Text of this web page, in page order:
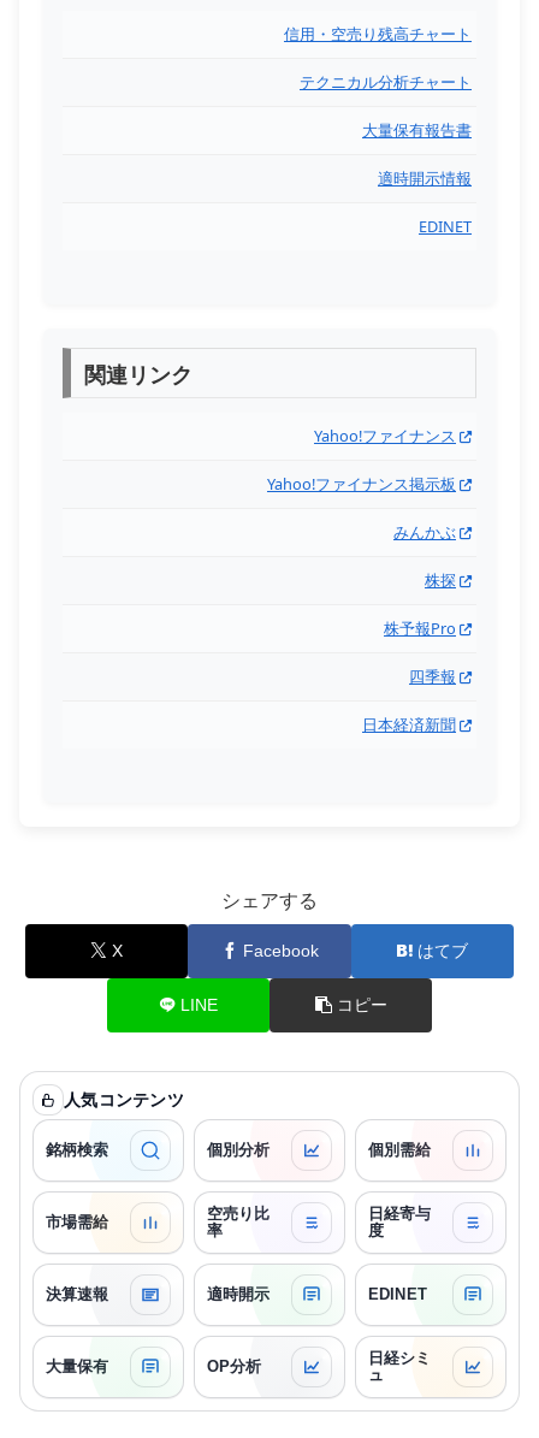
信用・空売り残高チャート
テクニカル分析チャート
大量保有報告書
適時開示情報
EDINET
関連リンク
Yahoo!ファイナンス
Yahoo!ファイナンス掲示板
みんかぶ
株探
株予報Pro
四季報
日本経済新聞
シェアする
X Facebook はてブ
LINE コピー
人気コンテンツ
銘柄検索 個別分析 個別需給
市場需給
空売り比
率
日経寄与
度
決算速報 適時開示 EDINET
大量保有 OP分析
日経シミ
ュ